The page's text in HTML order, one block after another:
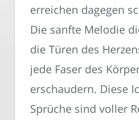
erreichen dagegen
Die sanfte Melodie
die Türen des
jede Faser des
erschaudern. Diese
Sprüche sind voller